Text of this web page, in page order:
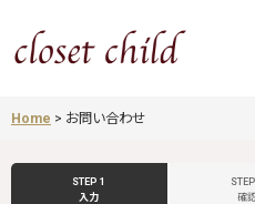
Home > お問い合わせ
STEP 1
入力
確